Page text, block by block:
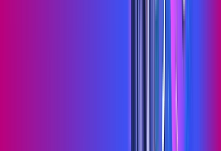
Jogue online com estabilidade, velocidade e sem lag